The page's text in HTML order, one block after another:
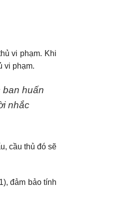
vi phạm. Khi
vi phạm.
ban huấn
nhắc
cầu thủ đó sẽ
đảm bảo tính